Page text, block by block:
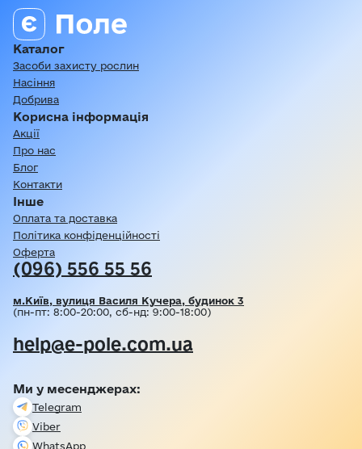
Каталог
Засоби захисту рослин
Насіння
Добрива
Корисна інформація
Акції
Про нас
Блог
Контакти
Інше
Оплата та доставка
Політика конфіденційності
Оферта
(096) 556 55 56
м.Київ, вулиця Василя Кучера, будинок 3
(пн-пт: 8:00-20:00, сб-нд: 9:00-18:00)
help@e-pole.com.ua
Ми у месенджерах:
Telegram
Viber
WhatsApp